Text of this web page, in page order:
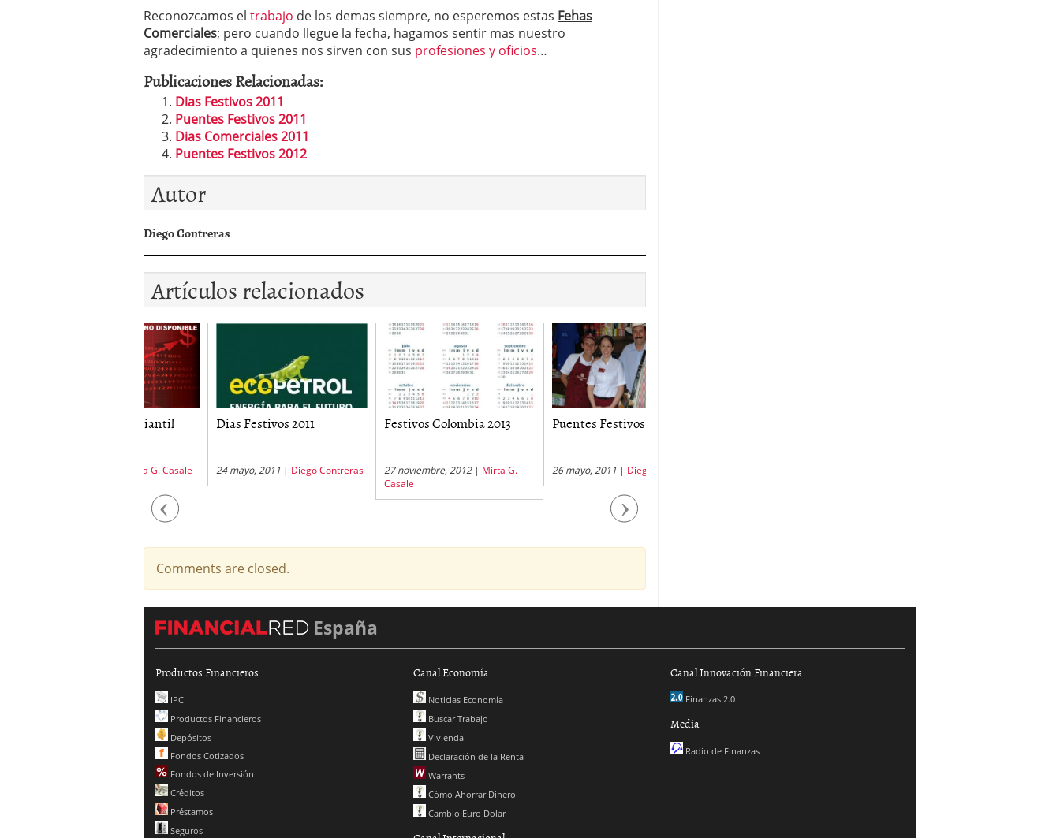
Reconozcamos el trabajo de los demas siempre, no esperemos estas Fehas
Comerciales; pero cuando llegue la fecha, hagamos sentir mas nuestro
agradecimiento a quienes nos sirven con sus profesiones y oficios…
Publicaciones Relacionadas:
Dias Festivos 2011
Puentes Festivos 2011
Dias Comerciales 2011
Puentes Festivos 2012
Autor
Diego Contreras
Artículos relacionados
Previous
Dias Festivos 2011
24 mayo, 2011|Diego Contreras
Festivos Colombia 2013
27 noviembre, 2012|Mirta G.
Casale
Puentes Festivos 2011
26 mayo, 2011|Diego Contreras
Next
Comments are closed.
España
Productos Financieros
IPC
Productos Financieros
Depósitos
Fondos Cotizados
Fondos de Inversión
Créditos
Préstamos
Seguros
Canal Economía
Noticias Economía
Buscar Trabajo
Vivienda
Declaración de la Renta
Warrants
Cómo Ahorrar Dinero
Cambio Euro Dolar
Canal Innovación Financiera
Finanzas 2.0
Media
Radio de Finanzas